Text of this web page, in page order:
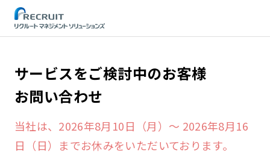
サービスをご検討中のお客様
お問い合わせ
当社は、2026年8月10日（月）～ 2026年8月16
日（日）までお休みをいただいております。